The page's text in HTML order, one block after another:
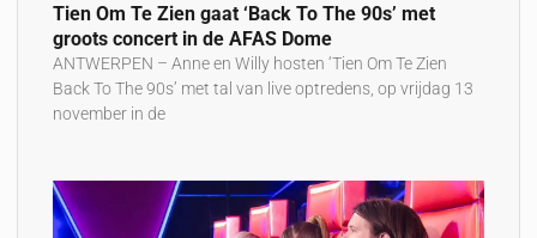
Tien Om Te Zien gaat ‘Back To The 90s’ met
groots concert in de AFAS Dome
ANTWERPEN – Anne en Willy hosten ‘Tien Om Te Zien
Back To The 90s’ met tal van live optredens, op vrijdag 13
november in de